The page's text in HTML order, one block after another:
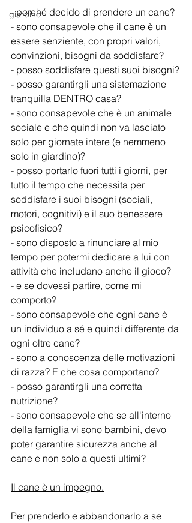
giardino
- perché decido di prendere un cane?
- sono consapevole che il cane è un
essere senziente, con propri valori,
convinzioni, bisogni da soddisfare?
- posso soddisfare questi suoi bisogni?
- posso garantirgli una sistemazione
tranquilla DENTRO casa?
- sono consapevole che è un animale
sociale e che quindi non va lasciato
solo per giornate intere (e nemmeno
solo in giardino)?
- posso portarlo fuori tutti i giorni, per
tutto il tempo che necessita per
soddisfare i suoi bisogni (sociali,
motori, cognitivi) e il suo benessere
psicofisico?
- sono disposto a rinunciare al mio
tempo per potermi dedicare a lui con
attività che includano anche il gioco?
- e se dovessi partire, come mi
comporto?
- sono consapevole che ogni cane è
un individuo a sé e quindi differente da
ogni oltre cane?
- sono a conoscenza delle motivazioni
di razza? E che cosa comportano?
- posso garantirgli una corretta
nutrizione?
- sono consapevole che se all'interno
della famiglia vi sono bambini, devo
poter garantire sicurezza anche al
cane e non solo a questi ultimi?
Il cane è un impegno.
Per prenderlo e abbandonarlo a se